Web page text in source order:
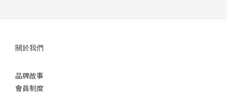
關於我們
品牌故事
會員制度